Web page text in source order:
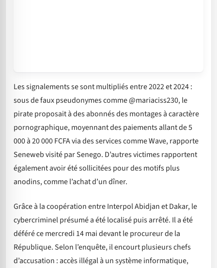
Les signalements se sont multipliés entre 2022 et 2024 :
sous de faux pseudonymes comme @mariaciss230, le
pirate proposait à des abonnés des montages à caractère
pornographique, moyennant des paiements allant de 5
000 à 20 000 FCFA via des services comme Wave, rapporte
Seneweb visité par Senego. D’autres victimes rapportent
également avoir été sollicitées pour des motifs plus
anodins, comme l’achat d’un dîner.
Grâce à la coopération entre Interpol Abidjan et Dakar, le
cybercriminel présumé a été localisé puis arrêté. Il a été
déféré ce mercredi 14 mai devant le procureur de la
République. Selon l’enquête, il encourt plusieurs chefs
d’accusation : accès illégal à un système informatique,